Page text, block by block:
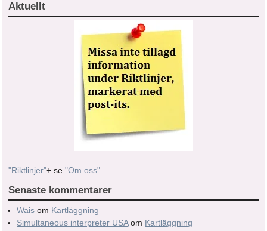
Aktuellt
"Riktlinjer"+ se "Om oss"
Senaste kommentarer
Wais om Kartläggning
Simultaneous interpreter USAom Kartläggning